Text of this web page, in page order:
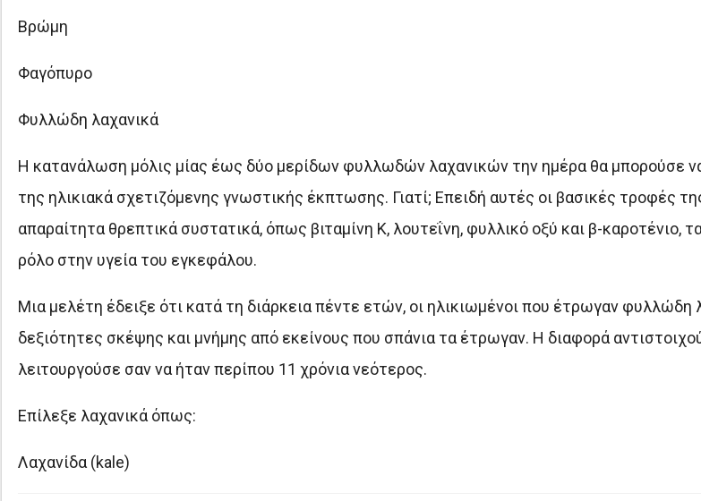
Βρώμη
Φαγόπυρο
Φυλλώδη λαχανικά
Η κατανάλωση μόλις μίας έως δύο μερίδων φυλλωδών λαχανικών την ημέρα θα μπορούσε
της ηλικιακά σχετιζόμενης γνωστικής έκπτωσης. Γιατί; Επειδή αυτές οι βασικές τροφές
απαραίτητα θρεπτικά συστατικά, όπως βιταμίνη Κ, λουτεΐνη, φυλλικό οξύ και β-καροτένιο,
ρόλο στην υγεία του εγκεφάλου.
Μια μελέτη έδειξε ότι κατά τη διάρκεια πέντε ετών, οι ηλικιωμένοι που έτρωγαν φυλλώδη
δεξιότητες σκέψης και μνήμης από εκείνους που σπάνια τα έτρωγαν. Η διαφορά
λειτουργούσε σαν να ήταν περίπου 11 χρόνια νεότερος.
Επίλεξε λαχανικά όπως:
Λαχανίδα (kale)